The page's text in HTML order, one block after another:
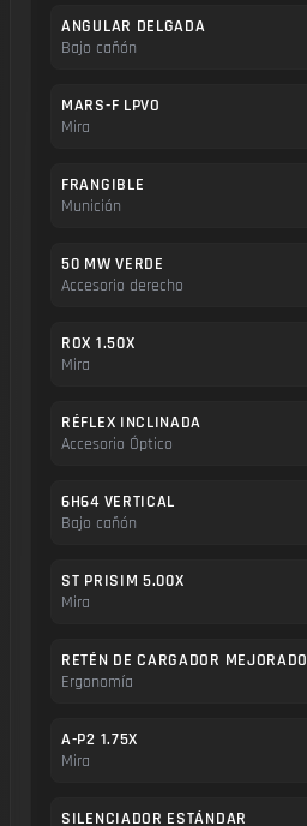
ANGULAR DELGADA
Bajo cañón
MARS-F LPVO
Mira
FRANGIBLE
Munición
50 MW VERDE
Accesorio derecho
ROX 1.50X
Mira
RÉFLEX INCLINADA
Accesorio Óptico
6H64 VERTICAL
Bajo cañón
ST PRISIM 5.00X
Mira
RETÉN DE CARGADOR MEJORADO
Ergonomía
A-P2 1.75X
Mira
SILENCIADOR ESTÁNDAR